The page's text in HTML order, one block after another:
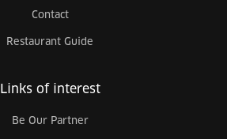
Contact
Restaurant Guide
Links of interest
Be Our Partner